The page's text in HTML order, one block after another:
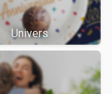
Univers